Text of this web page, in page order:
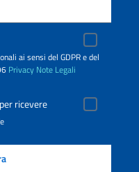
ai sensi del GDPR e del
Privacy Note Legali
ricevere